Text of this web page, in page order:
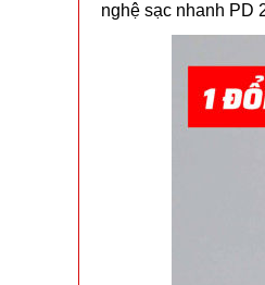
nghệ sạc nhanh PD